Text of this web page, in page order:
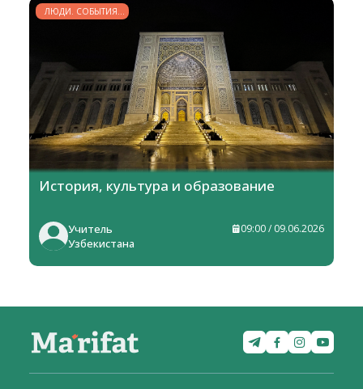
ЛЮДИ. СОБЫТИЯ.
ФАКТЫ
История, культура и образование
Учитель
Узбекистана
09:00 / 09.06.2026